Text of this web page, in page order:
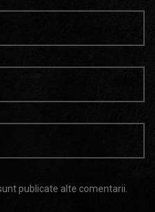
publicate alte comentarii.